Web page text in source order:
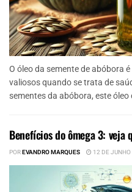
O óleo da semente de abóbora
valiosos quando se trata de
sementes da abóbora, este óleo
Benefícios do ômega 3: veja
POREVANDRO MARQUES 12 DE